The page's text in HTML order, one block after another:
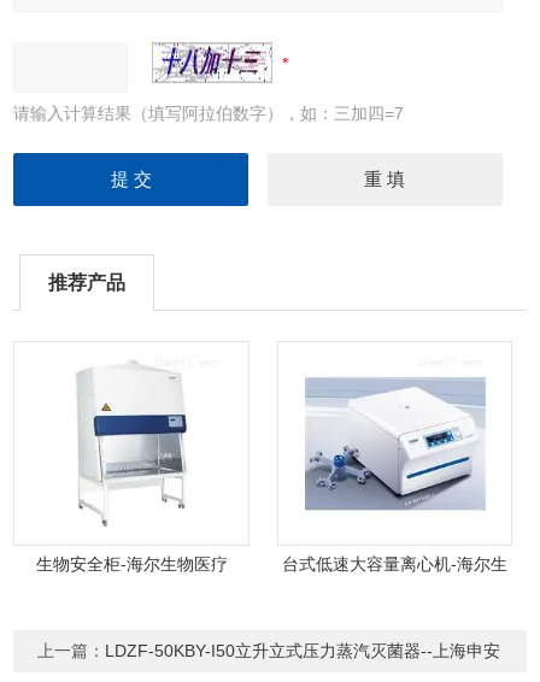
请输入计算结果（填写阿拉伯数字），如：三加四=7
推荐产品
生物安全柜-海尔生物医疗
台式低速大容量离心机-海尔生
上一篇： LDZF-50KBY-I50立升立式压力蒸汽灭菌器--上海申安